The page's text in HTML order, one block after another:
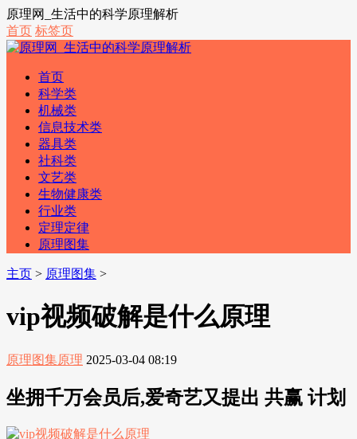
原理网_生活中的科学原理解析
首页 标签页
首页
科学类
机械类
信息技术类
器具类
社科类
文艺类
生物健康类
行业类
定理定律
原理图集
主页 > 原理图集 >
vip视频破解是什么原理
原理图集原理 2025-03-04 08:19
坐拥千万会员后,爱奇艺又提出 共赢 计划